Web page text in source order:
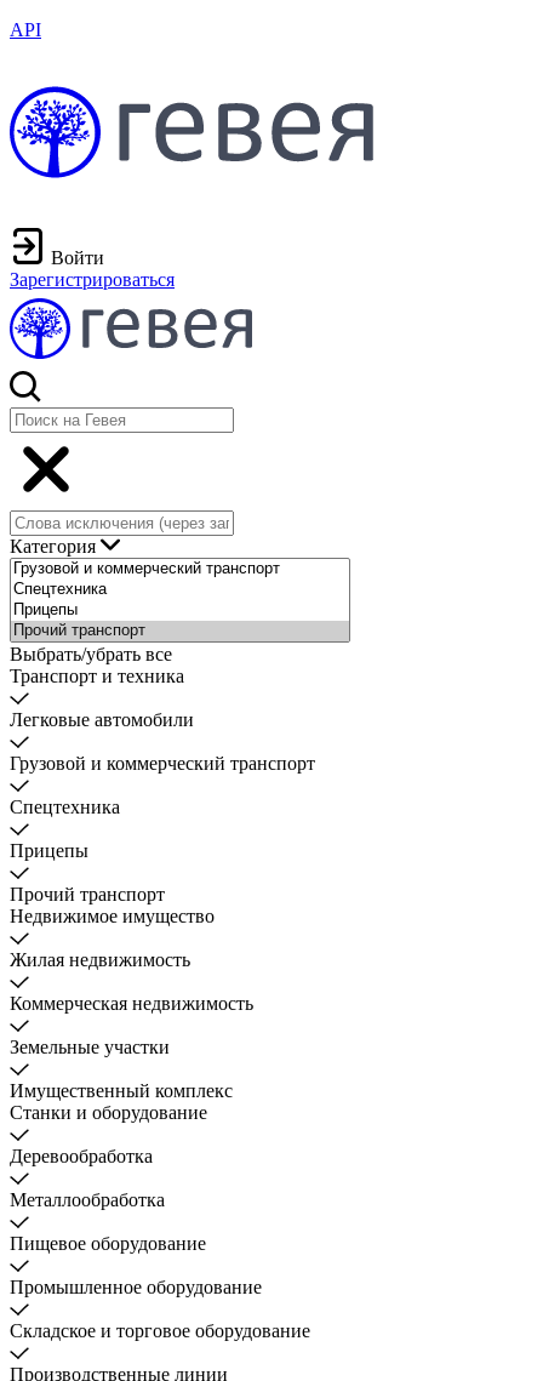
API
Войти
Зарегистрироваться
Категория
Выбрать/убрать все
Транспорт и техника
Легковые автомобили
Грузовой и коммерческий транспорт
Спецтехника
Прицепы
Прочий транспорт
Недвижимое имущество
Жилая недвижимость
Коммерческая недвижимость
Земельные участки
Имущественный комплекс
Станки и оборудование
Деревообработка
Металлообработка
Пищевое оборудование
Промышленное оборудование
Складское и торговое оборудование
Производственные линии